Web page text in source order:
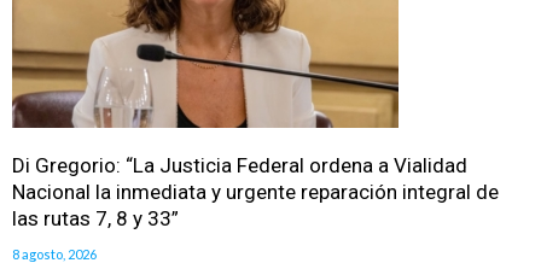
Di Gregorio: “La Justicia Federal ordena a Vialidad
Nacional la inmediata y urgente reparación integral de
las rutas 7, 8 y 33”
8 agosto, 2026